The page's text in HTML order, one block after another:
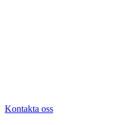
Kontakta oss